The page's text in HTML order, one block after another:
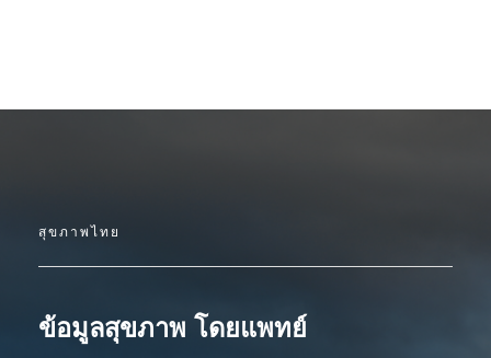
สุขภาพไทย
ข้อมูลสุขภาพ โดยแพทย์